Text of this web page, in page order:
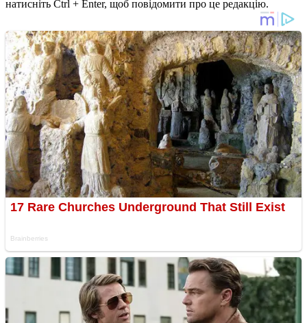
натисніть Ctrl + Enter, щоб повідомити про це редакцію.